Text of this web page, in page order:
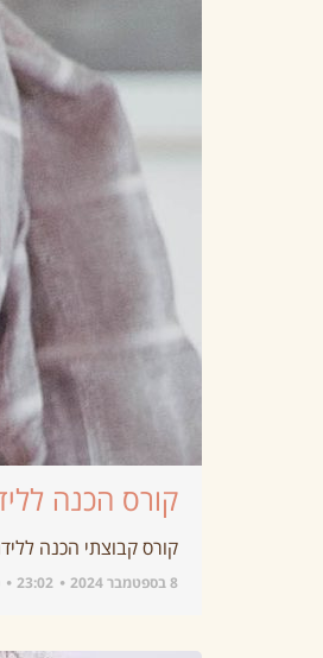
קורס הכנה
קורס קבוצתי הכנה ללידה
8 בספטמבר 2024 23:02